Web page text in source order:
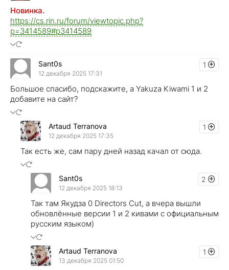
Новинка.
https://cs.rin.ru/forum/viewtopic.php?
p=3414589#p3414589
1
Sant0s
12 декабря 2025 17:31
Большое спасибо, подскажите, а Yakuza Kiwami 1 и 2
добавите на сайт?
1
Artaud Terranova
12 декабря 2025 17:35
Так есть же, сам пару дней назад качал от сюда.
2
Sant0s
12 декабря 2025 18:13
Так там Якудза 0 Directors Cut, а вчера вышли
обновлённые версии 1 и 2 кивами с официальным
русским языком)
1
Artaud Terranova
13 декабря 2025 01:50